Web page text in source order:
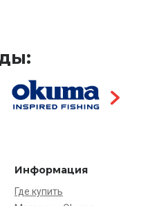
Информация
Где купить